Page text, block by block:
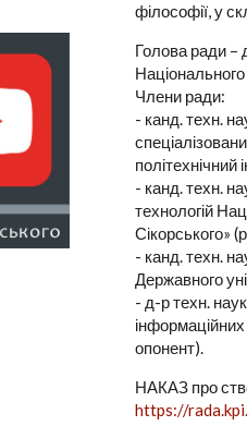
філософії, у
Голова ради –
Національного
Члени ради:
- канд. техн.
політехнічний
- канд. техн.
технологій
Сікорського»
- канд. техн.
Державного
- д-р техн.
інформаційних
опонент).
НАКАЗ про
https://